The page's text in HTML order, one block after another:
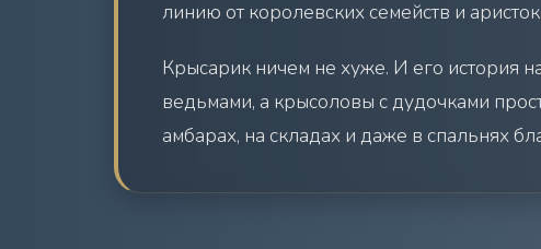
линию от королевских семейств и
Крысарик ничем не хуже. И его история
ведьмами, а крысоловы с дудочками
амбарах, на складах и даже в спальнях